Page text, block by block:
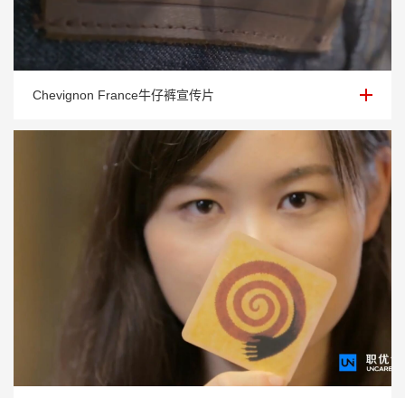
Chevignon France牛仔裤宣传片
Chevignon France牛仔裤宣传片